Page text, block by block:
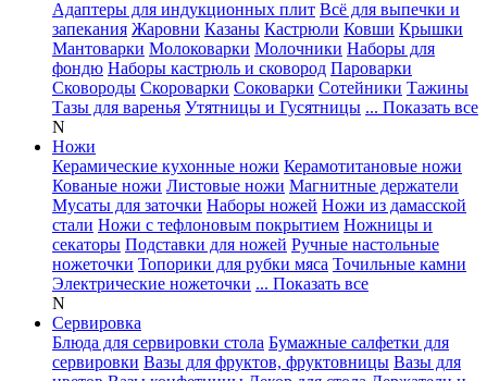
Адаптеры для индукционных плит Всё для выпечки и
запекания Жаровни Казаны Кастрюли Ковши Крышки
Мантоварки Молоковарки Молочники Наборы для
фондю Наборы кастрюль и сковород Пароварки
Сковороды Скороварки Соковарки Сотейники Тажины
Тазы для варенья Утятницы и Гусятницы ... Показать все
N
Ножи
Керамические кухонные ножи Керамотитановые ножи
Кованые ножи Листовые ножи Магнитные держатели
Мусаты для заточки Наборы ножей Ножи из дамасской
стали Ножи с тефлоновым покрытием Ножницы и
секаторы Подставки для ножей Ручные настольные
ножеточки Топорики для рубки мяса Точильные камни
Электрические ножеточки ... Показать все
N
Сервировка
Блюда для сервировки стола Бумажные салфетки для
сервировки Вазы для фруктов, фруктовницы Вазы для